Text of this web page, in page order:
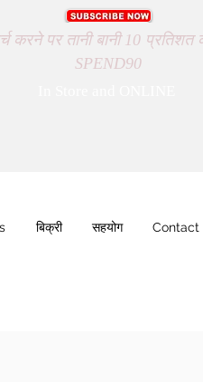
करने पर तानी बानी 10 प्रतिशत
SPEND90
बिक्री सहयोग Contact